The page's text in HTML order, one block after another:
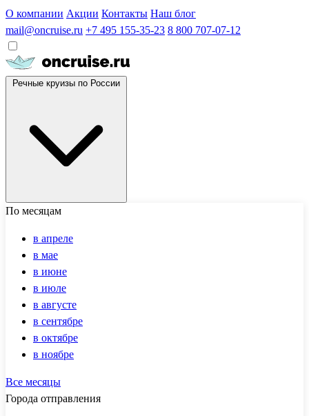
О компании Акции Контакты Наш блог
mail@oncruise.ru +7 495 155-35-23 8 800 707-07-12
По месяцам
в апреле
в мае
в июне
в июле
в августе
в сентябре
в октябре
в ноябре
Все месяцы
Города отправления